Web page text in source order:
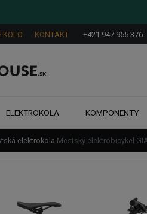
KOLO KONTAKT +421 947 955 376
ELEKTROKOLA KOMPONENTY
elektrokola Mestský elektrobicykel